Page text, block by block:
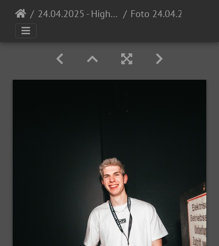
24.04.2025 - High School Invasion 0711 Opening @ Proton